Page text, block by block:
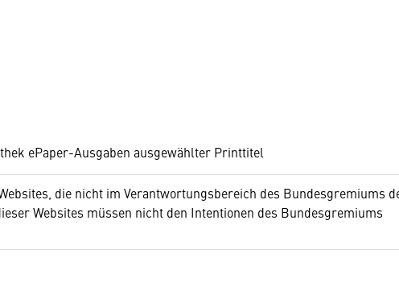
ePaper-Ausgaben ausgewählter Printtitel
die nicht im Verantwortungsbereich des Bundesgremiums
Websites müssen nicht den Intentionen des Bundesgremiums